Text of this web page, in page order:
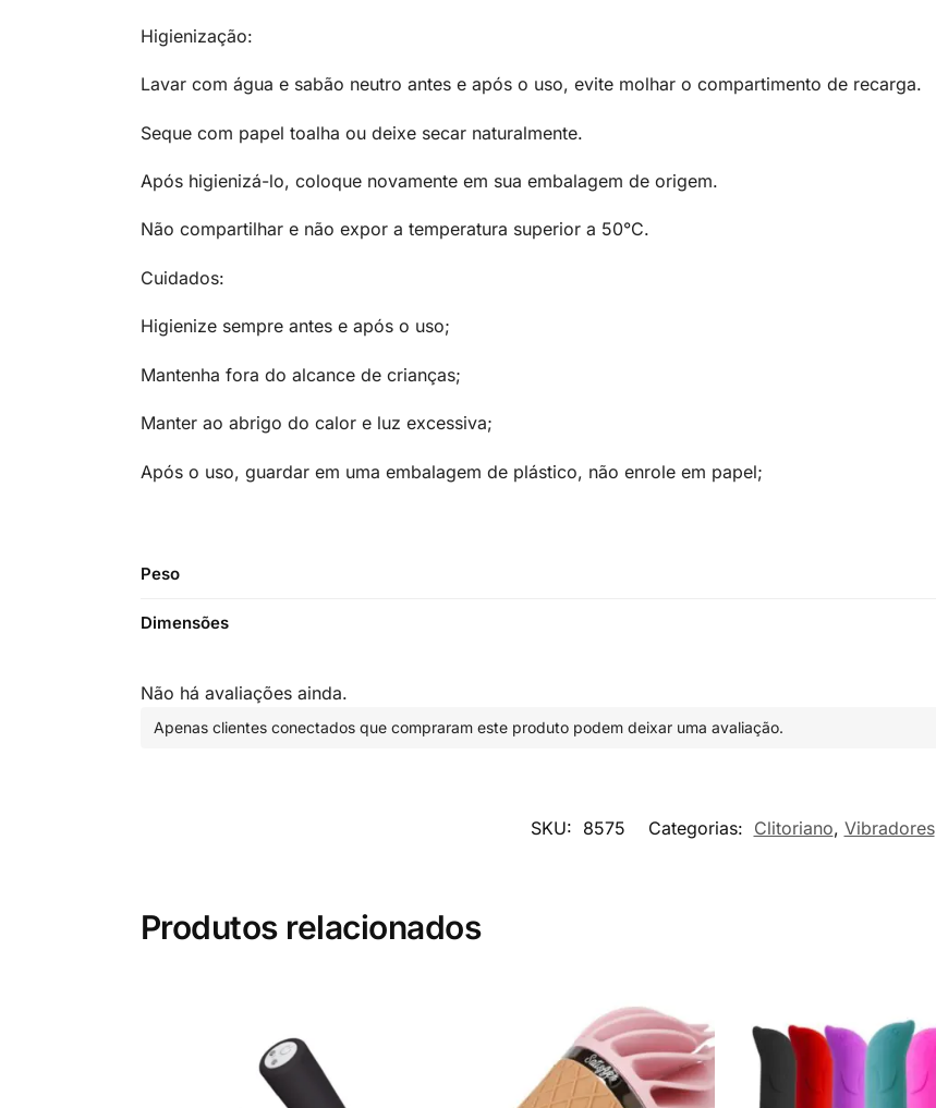
Higienização:
Lavar com água e sabão neutro antes e após o uso, evite molhar o compartimento de recarga.
Seque com papel toalha ou deixe secar naturalmente.
Após higienizá-lo, coloque novamente em sua embalagem de origem.
Não compartilhar e não expor a temperatura superior a 50°C.
Cuidados:
Higienize sempre antes e após o uso;
Mantenha fora do alcance de crianças;
Manter ao abrigo do calor e luz excessiva;
Após o uso, guardar em uma embalagem de plástico, não enrole em papel;
Peso
Dimensões
Não há avaliações ainda.
Apenas clientes conectados que compraram este produto podem deixar uma avaliação.
SKU: 8575 Categorias: Clitoriano, Vibradores
Produtos relacionados